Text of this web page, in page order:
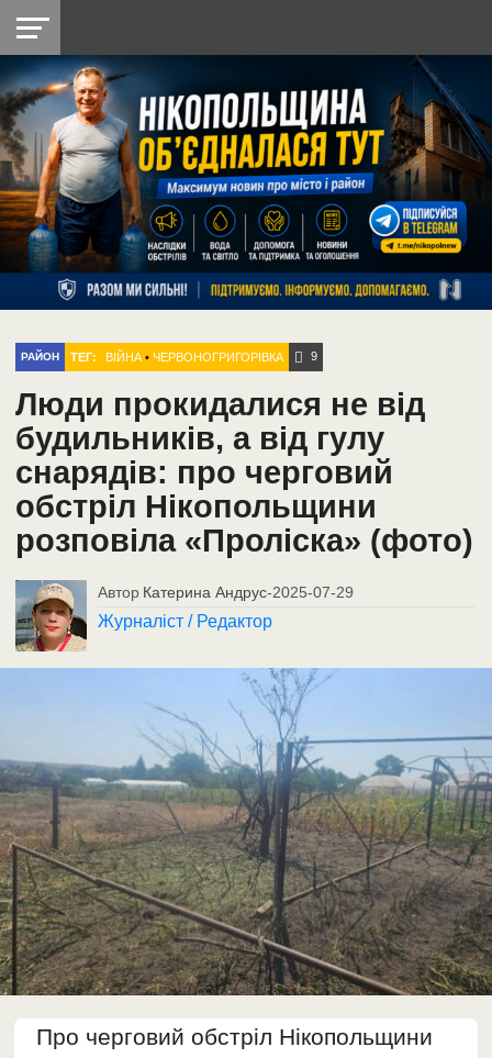
НІКОПОЛЬ
РАЙОН
СІЧЕСЛАВСЬКА
УКРАЇНА
РЕТРО
НІКОПОЛЬ
ЛАЙТ
УКРАЇНА
ДОПОМОГА
РАДІО
РАЙОН ТЕГ: ВІЙНА •ЧЕРВОНОГРИГОРІВКА 9
Люди прокидалися не від
будильників, а від гулу
снарядів: про черговий
обстріл Нікопольщини
розповіла «Проліска» (фото)
Автор Катерина Андрус-2025-07-29
Журналіст / Редактор
Про черговий обстріл Нікопольщини